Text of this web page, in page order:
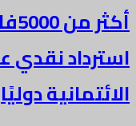
الائتمانية دوليًا